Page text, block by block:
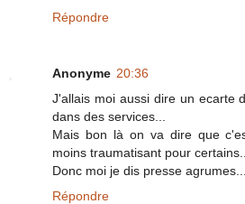
Répondre
Anonyme 20:36
J'allais moi aussi dire un ecarte
dans des services...
Mais bon là on va dire que
moins traumatisant pour certains...
Donc moi je dis presse agrumes...
Répondre